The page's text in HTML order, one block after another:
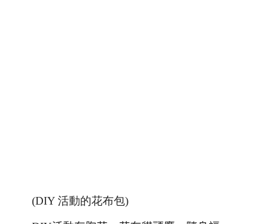
(DIY 活動的花布包)